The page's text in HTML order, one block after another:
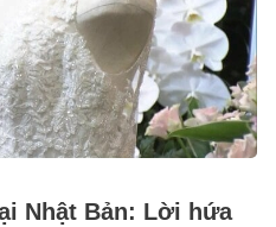
Nhật Bản: Lời hứa